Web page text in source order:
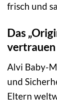
frisch und
Das
Alvi Baby-
und
Eltern